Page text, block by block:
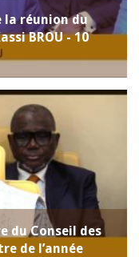
réunion du
BROU - 10
du Conseil des
de l’année